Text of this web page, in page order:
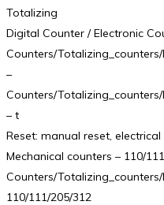
Totalizing
Digital Counter / Electronic
Counters/
–
Counters/
– t
Reset: manual reset,
Mechanical counters – 110/
Counters/
110/111/205/312